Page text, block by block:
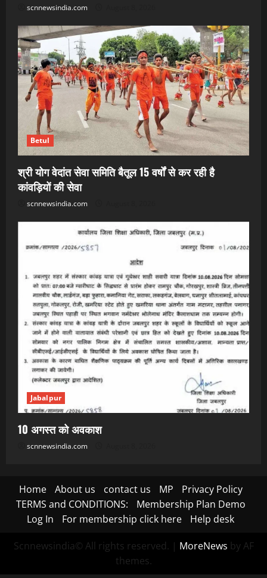
scnnewsindia.com
Betul
श्री योग वेदांत सेवा समिति बैतूल 15 वर्षों से कर रही है
कांवड़ियों की सेवा
scnnewsindia.com
Jabalpur
10 अगस्त को अवकाश
scnnewsindia.com
Home About us contact us MP
Privacy Policy
TERMS and CONDITIONS:
Membership Plan Demo
Log In
For membership click here Help desk
Scnnewsindia© All rights reserved. | MoreNews by AF
themes.